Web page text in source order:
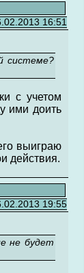
16:51
системе?
с учетом
ими доить
выиграю
действия.
19:55
не будет